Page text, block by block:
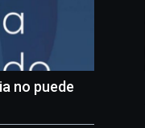
no puede